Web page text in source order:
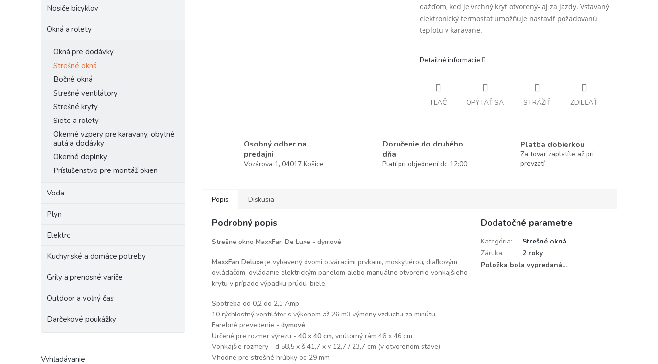
Nosiče bicyklov
Okná a rolety
Okná pre dodávky
Strešné okná
Bočné okná
Strešné ventilátory
Strešné kryty
Siete a rolety
Okenné vzpery pre karavany, obytné
autá a dodávky
Okenné doplnky
Príslušenstvo pre montáž okien
Voda
Plyn
Elektro
Kuchynské a domáce potreby
Grily a prenosné variče
Outdoor a voľný čas
Darčekové poukážky
Vyhľadávanie
dažďom, keď je vrchný kryt otvorený- aj za jazdy. Vstavaný
elektronický termostat umožňuje nastaviť požadovanú
teplotu v karavane.
Detailné informácie
TLAČ OPÝTAŤ SA STRÁŽIŤ ZDIEĽAŤ
Osobný odber na
predajni
Vozárova 1, 04017 Košice
Doručenie do druhého
dňa
Platí pri objednení do 12:00
Platba dobierkou
Za tovar zaplatíte až pri
prevzatí
Popis Diskusia
Podrobný popis
Strešné okno MaxxFan De Luxe - dymové
MaxxFan Deluxe je vybavený dvomi otváracimi prvkami, moskytiérou, diaľkovým
ovládačom, ovládanie elektrickým panelom alebo manuálne otvorenie vonkajšieho
krytu v prípade výpadku prúdu. biele.
Spotreba od 0,2 do 2,3 Amp
10 rýchlostný ventilátor s výkonom až 26 m3 výmeny vzduchu za minútu.
Farebné prevedenie - dymové
Určené pre rozmer výrezu - 40 x 40 cm, vnútorný rám 46 x 46 cm,
Vonkajšie rozmery - d 58,5 x š 41,7 x v 12,7 / 23,7 cm (v otvorenom stave)
Vhodné pre strešné hrúbky od 29 mm.
Dodatočné parametre
Kategória:
Strešné okná
Záruka:
2 roky
Položka bola vypredaná…